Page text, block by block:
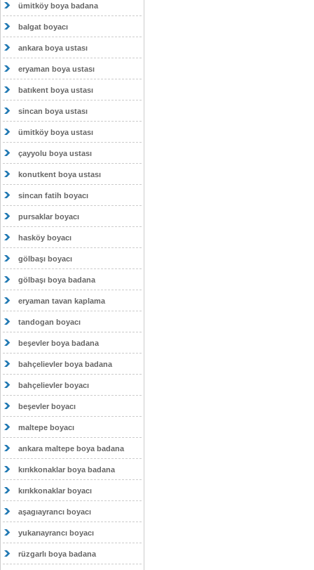
ümitköy boya badana
balgat boyacı
ankara boya ustası
eryaman boya ustası
batıkent boya ustası
sincan boya ustası
ümitköy boya ustası
çayyolu boya ustası
konutkent boya ustası
sincan fatih boyacı
pursaklar boyacı
hasköy boyacı
gölbaşı boyacı
gölbaşı boya badana
eryaman tavan kaplama
tandogan boyacı
beşevler boya badana
bahçelievler boya badana
bahçelievler boyacı
beşevler boyacı
maltepe boyacı
ankara maltepe boya badana
kırıkkonaklar boya badana
kırıkkonaklar boyacı
aşagıayrancı boyacı
yukarıayrancı boyacı
rüzgarlı boya badana